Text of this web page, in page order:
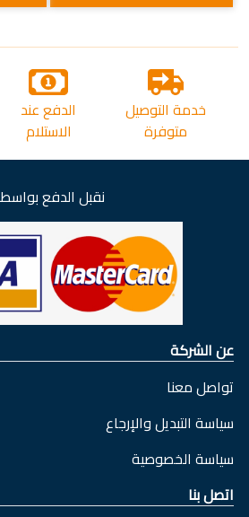
خدمة التوصيل
متوفرة
الدفع عند
الاستلام
نقبل الدفع
عن الشركة
تواصل معنا
سياسة التبديل والإرجاع
سياسة الخصوصية
اتصل بنا